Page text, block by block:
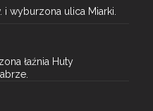
i wyburzona ulica Miarki.
łaźnia Huty